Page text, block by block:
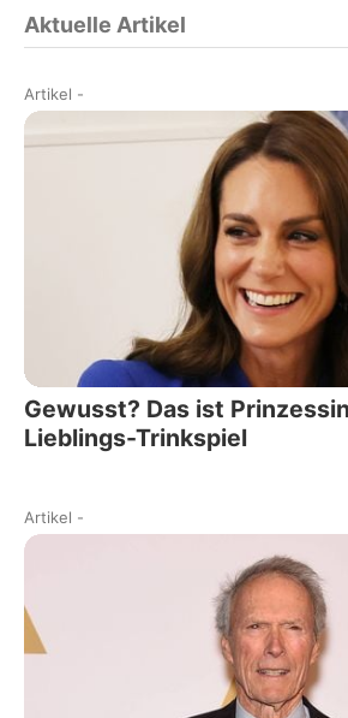
Aktuelle Artikel
Artikel -
Gewusst? Das ist
Lieblings-Trinkspiel
Artikel -